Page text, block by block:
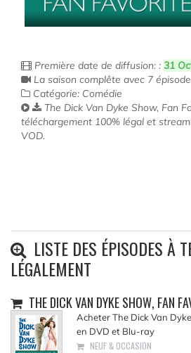
Première date de diffusion: : 31
La saison complête avec 7
Catégorie: Comédie
The Dick Van Dyke Show, Fan
téléchargement 100% légal et
VOD.
LISTE DES ÉPISODES À
LÉGALEMENT
THE DICK VAN DYKE SHOW, FAN
Acheter The Dick Van
en DVD et Blu-ray
NEUF & OCCASION